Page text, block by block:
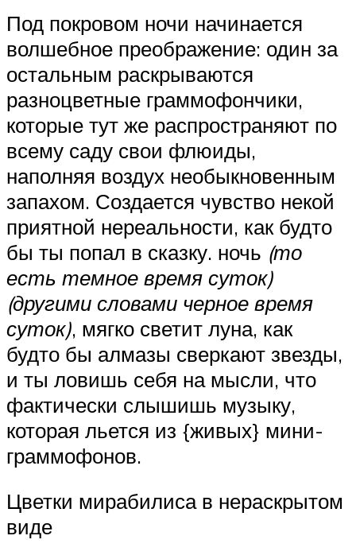
Под покровом ночи начинается
волшебное преображение: один за
остальным раскрываются
разноцветные граммофончики,
которые тут же распространяют по
всему саду свои флюиды,
наполняя воздух необыкновенным
запахом. Создается чувство некой
приятной нереальности, как будто
бы ты попал в сказку. ночь (то
есть темное время суток)
(другими словами черное время
суток), мягко светит луна, как
будто бы алмазы сверкают звезды,
и ты ловишь себя на мысли, что
фактически слышишь музыку,
которая льется из {живых} мини-
граммофонов.
Цветки мирабилиса в нераскрытом
виде